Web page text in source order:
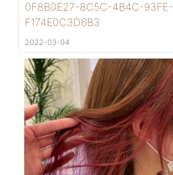
0F8B0E27-8C5C-4B4C-93FE-
F174E0C3D6B3
2022-03-04